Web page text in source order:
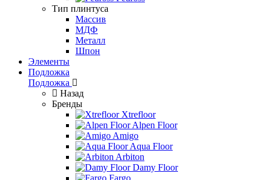
Тип плинтуса
Массив
МДФ
Металл
Шпон
Элементы
Подложка
Подложка
Назад
Бренды
Xtrefloor
Alpen Floor
Amigo
Aqua Floor
Arbiton
Damy Floor
Fargo